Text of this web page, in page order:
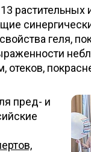
растительных
геля,
отеков,
пред- и